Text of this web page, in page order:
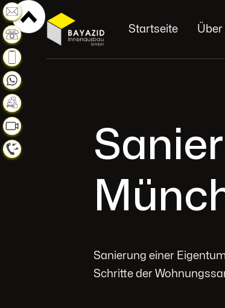
Startseite Über
Sanierung einer
Schritte der
Weiterlesen
Weiterlesen
Weiterlesen
Weiterlesen
Weiterlesen
Weiterlesen
Weiterlesen